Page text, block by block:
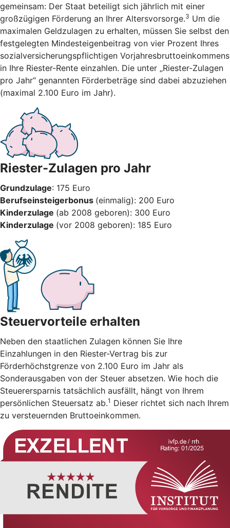
gemeinsam: Der Staat beteiligt sich jährlich mit einer
großzügigen Förderung an Ihrer Altersvorsorge.3 Um die
maximalen Geldzulagen zu erhalten, müssen Sie selbst den
festgelegten Mindesteigenbeitrag von vier Prozent Ihres
sozialversicherungspflichtigen Vorjahresbruttoeinkommens
in Ihre Riester-Rente einzahlen. Die unter „Riester-Zulagen
pro Jahr“ genannten Förderbeträge sind dabei abzuziehen
(maximal 2.100 Euro im Jahr).
Riester-Zulagen pro Jahr
Grundzulage: 175 Euro
Berufseinsteigerbonus (einmalig): 200 Euro
Kinderzulage (ab 2008 geboren): 300 Euro
Kinderzulage (vor 2008 geboren): 185 Euro
Steuervorteile erhalten
Neben den staatlichen Zulagen können Sie Ihre
Einzahlungen in den Riester-Vertrag bis zur
Förderhöchstgrenze von 2.100 Euro im Jahr als
Sonderausgaben von der Steuer absetzen. Wie hoch die
Steuerersparnis tatsächlich ausfällt, hängt von Ihrem
persönlichen Steuersatz ab.1 Dieser richtet sich nach Ihrem
zu versteuernden Bruttoeinkommen.